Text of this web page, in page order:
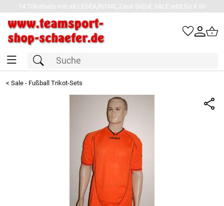
14 Trikotsets von alt.LEGEA,ROYAL,Zeus SIEHE SALE jetzt für € 50
< Sale - Fußball Trikot-Sets